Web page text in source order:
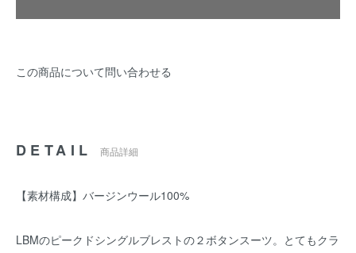
この商品について問い合わせる
DETAIL 商品詳細
【素材構成】バージンウール100%
LBMのピークドシングルブレストの２ボタンスーツ。とてもクラ